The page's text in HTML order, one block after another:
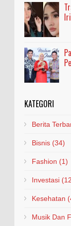
Iri
KATEGORI
Berita
Bisnis (34)
Fashion (1)
Investasi
Kesehatan
Musik Dan